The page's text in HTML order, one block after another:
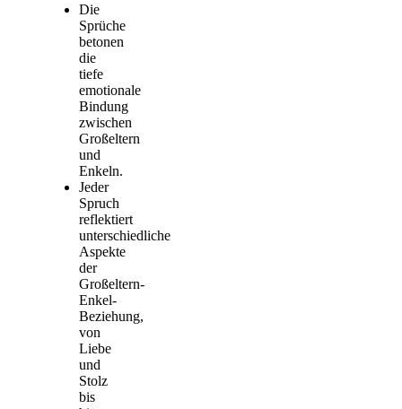
Die
Sprüche
betonen
die
tiefe
emotionale
Bindung
zwischen
Großeltern
und
Enkeln.
Jeder
Spruch
reflektiert
unterschiedliche
Aspekte
der
Großeltern-
Enkel-
Beziehung,
von
Liebe
und
Stolz
bis